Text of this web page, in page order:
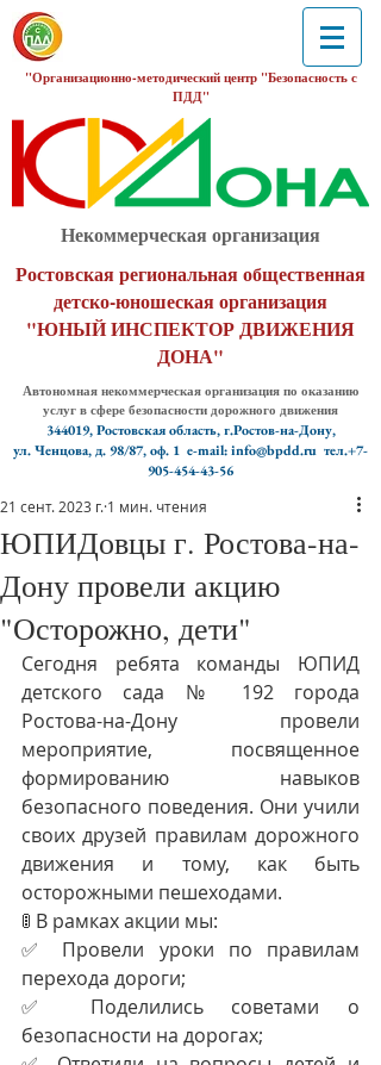
"Организационно-методический центр "Безопасность с
ПДД"
Некоммерческая организация
Ростовская региональная общественная
детско-юношеская организация
"ЮНЫЙ ИНСПЕКТОР ДВИЖЕНИЯ
ДОНА"
Автономная некоммерческая организация по оказанию
услуг в сфере безопасности дорожного движения
344019, Ростовская область, г.Ростов-на-Дону,
ул. Ченцова, д. 98/87, оф. 1 e-mail: info@bpdd.ru тел.+7-
905-454-43-56
ЮПИДовцы г. Ростова-на-
Дону провели акцию
"Осторожно, дети"
21 сент. 2023 г. 1 мин. чтения
Сегодня ребята команды ЮПИД
детского сада № 192 города
Ростова-на-Дону  провели
мероприятие, посвященное
формированию навыков
безопасного поведения. Они учили
своих друзей правилам дорожного
движения и тому, как быть
осторожными пешеходами.
🚦 В рамках акции мы:
✅ Провели уроки по правилам
перехода дороги;
✅ Поделились советами о
безопасности на дорогах;